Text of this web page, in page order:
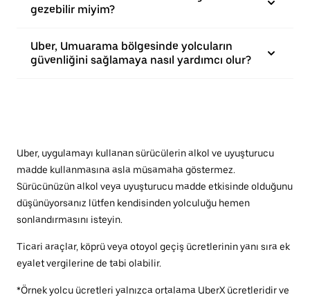
gezebilir miyim?
Uber, Umuarama bölgesinde yolcuların
güvenliğini sağlamaya nasıl yardımcı olur?
Uber, uygulamayı kullanan sürücülerin alkol ve uyuşturucu
madde kullanmasına asla müsamaha göstermez.
Sürücünüzün alkol veya uyuşturucu madde etkisinde olduğunu
düşünüyorsanız lütfen kendisinden yolculuğu hemen
sonlandırmasını isteyin.
Ticari araçlar, köprü veya otoyol geçiş ücretlerinin yanı sıra ek
eyalet vergilerine de tabi olabilir.
*Örnek yolcu ücretleri yalnızca ortalama UberX ücretleridir ve